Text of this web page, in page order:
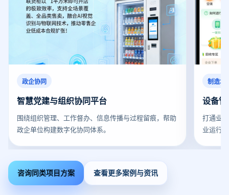
政企协同
智慧党建与组织协同平台
围绕组织管理、工作督办、信息传播与过程留痕，帮助
政企单位构建数字化协同体系。
制造场
设备
打通业
业运行
咨询同类项目方案 查看更多案例与资讯